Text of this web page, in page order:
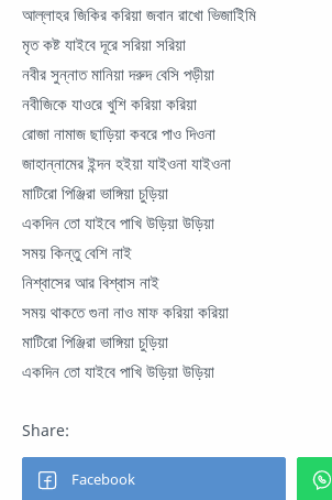
আল্লাহর জিকির করিয়া জবান রাখো ভিজাইিমি
মৃত কষ্ট যাইবে দূরে সরিয়া সরিয়া
নবীর সুন্নাত মানিয়া দরুদ বেসি পড়ীয়া
নবীজিকে যাওরে খুশি করিয়া করিয়া
রোজা নামাজ ছাড়িয়া কবরে পাও দিওনা
জাহান্নামের ইন্দন হইয়া যাইওনা যাইওনা
মাটিরো পিঞ্জিরা ভাঙ্গিয়া চুড়িয়া
একদিন তো যাইবে পাখি উড়িয়া উড়িয়া
সময় কিন্তু বেশি নাই
নিশ্বাসের আর বিশ্বাস নাই
সময় থাকতে গুনা নাও মাফ করিয়া করিয়া
মাটিরো পিঞ্জিরা ভাঙ্গিয়া চুড়িয়া
একদিন তো যাইবে পাখি উড়িয়া উড়িয়া